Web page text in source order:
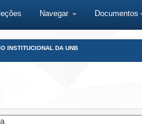
Navegar Documentos
INSTITUCIONAL DA UNB